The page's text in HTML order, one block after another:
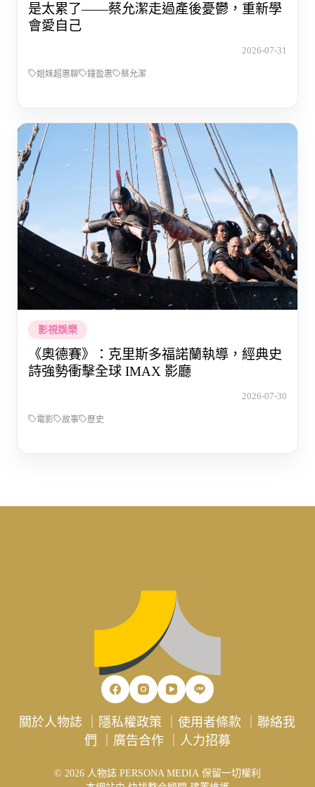
是太累了——蔡允潔走過產後憂鬱，重新學
會愛自己
2026-07-31
姐妹超惠聊 鐘盈惠 蔡允潔
影視娛樂
《奧德賽》：克里斯多福諾蘭執導，經典史
詩強勢衝擊全球 IMAX 影廳
2026-07-30
電影 故事 歷史
關於人物誌 隱私權政策 ｜使用者條款 ｜聯絡我
們
廣告合作｜ 人力招募
© 2026 人物誌 PERSONA MEDIA 保留一切權利